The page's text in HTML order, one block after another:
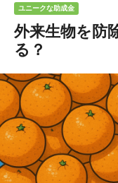
ユニークな助成金
外来生物を防
る？